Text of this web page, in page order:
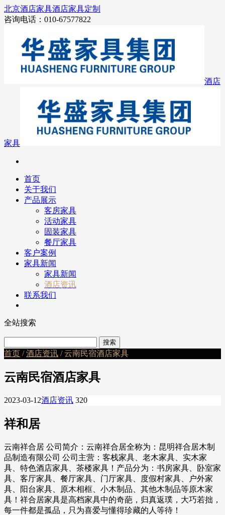
北京酒店家具酒店家具定制
咨询电话：010-67577822
酒店
家具
首页
关于我们
产品展示
客房家具
活动家具
固装家具
餐厅家具
客户案例
家具新闻
家具新闻
酒店资讯
联系我们
全站搜索
首页 /酒店资讯 / 云南民宿酒店家具
云南民宿酒店家具
2023-03-12酒店资讯 320
祥和居
云南祥合居 公司简介：云南祥合居全称为：昆明祥合居木制
品制造有限公司 公司主营：客栈家具、老木家具、实木家
具、特色酒店家具、茶楼家具！产品分为：书房家具、卧室家
具、客厅家具、餐厅家具、门厅家具、度假村家具、户外家
具、阳台家具、原木相框、小木制品、其他木制品等原木家
具！祥合居家具是高档家具中的奇葩，归真返璞，大巧若拙，
每一件都是孤品，只为喜爱与懂得珍藏的人等待！